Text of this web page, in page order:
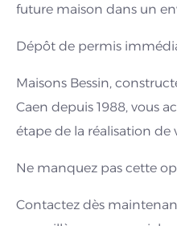
future maison dans un
Dépôt de permis
Maisons Bessin,
Caen depuis 1988, vous
étape de la réalisation
Ne manquez pas cette
Contactez dès